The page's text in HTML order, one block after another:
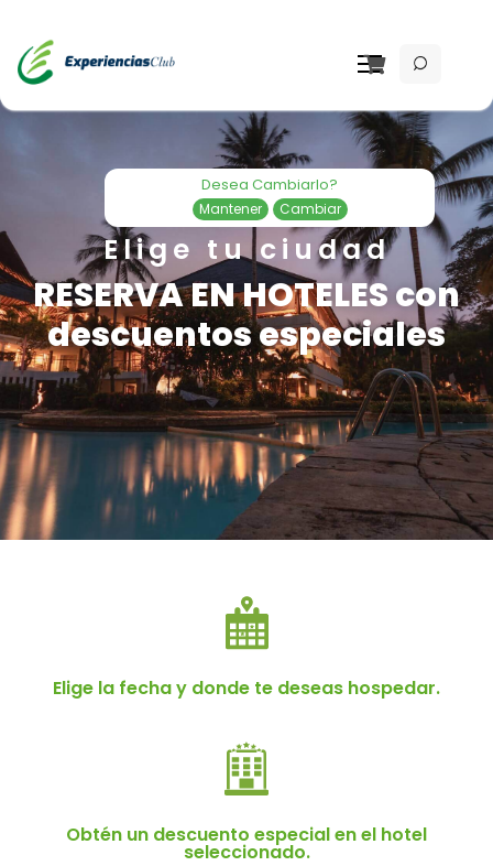
Desea Cambiarlo?
Mantener Cambiar
Elige tu ciudad
RESERVA EN HOTELES con
descuentos especiales
Elige la fecha y donde te deseas hospedar.
Obtén un descuento especial en el hotel
seleccionado.
Hoteles.
Regalate gastronomía.